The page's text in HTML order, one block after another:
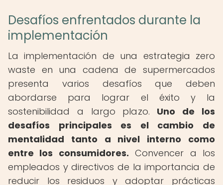
Desafíos enfrentados durante la
implementación
La implementación de una estrategia zero
waste en una cadena de supermercados
presenta varios desafíos que deben
abordarse para lograr el éxito y la
sostenibilidad a largo plazo. Uno de los
desafíos principales es el cambio de
mentalidad tanto a nivel interno como
entre los consumidores. Convencer a los
empleados y directivos de la importancia de
reducir los residuos y adoptar prácticas